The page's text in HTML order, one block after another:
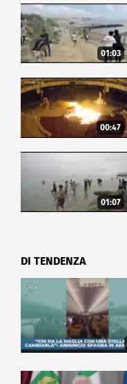
01:03
00:47
01:07
DI TENDENZA